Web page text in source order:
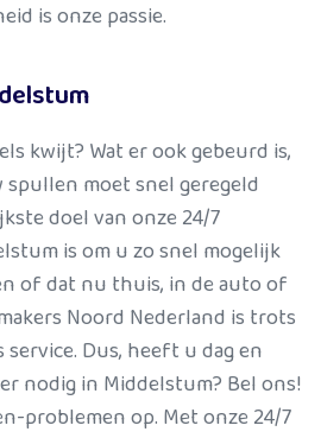
is onze passie.
kwijt? Wat er ook gebeurd is,
moet snel geregeld
doel van onze 24/7
is om u zo snel mogelijk
of dat nu thuis, in de auto of
Noord Nederland is trots
Dus, heeft u dag en
nodig in Middelstum? Bel ons!
problemen op. Met onze 24/7